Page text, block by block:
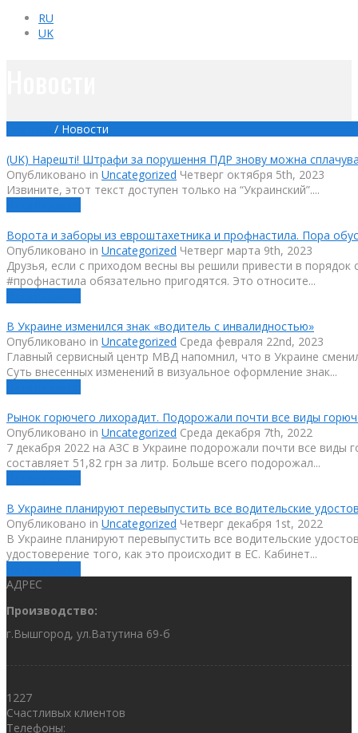
RU
UK
/ Новости
(UK) Нарешті! Штрафи за порушення ПДР знову можна
Опубликовано in Uncategorized Четверг октября 5th, 2023
Извините, этот текст доступен только на “Украинский”....
Ворота и заборы из евроштахетника и профнастила. Пора
Опубликовано in Uncategorized Четверг марта 9th, 2023
Друзья, если с приходом весны вы решили привести в
#профнастила обязательно пригодятся. Это относите...
В Украине изменился знак «водитель с инвалидностью»
Опубликовано in Uncategorized Среда февраля 22nd, 2023
Главный сервисный центр МВД напомнил, что в Украине
Суть внесенных изменений в визуальное оформление знак...
Рынок горючего лихорадит. Подорожали почти все виды
Опубликовано in Uncategorized Среда декабря 7th, 2022
7 декабря 2022 на АЗС в Украине подорожали почти все виды
составляет 51,82 грн за литр. Больше всего подорожал...
В Украине планируют перевыпустить все водительские
Опубликовано in Uncategorized Четверг декабря 1st, 2022
В Украине планируют перевыпустить все водительские
удостоверение того, как это происходит в ЕС. Кабинет...
АДРЕС
Производство:
г.Вышгород, ул.Ватутина 69-б
1227
Счастливых клиентов
Телефоны: